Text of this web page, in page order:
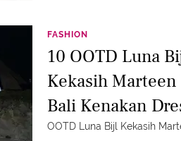
FASHION
10 OOTD Luna
Kekasih
Bali Kenakan
OOTD Luna Bijl Kekasih